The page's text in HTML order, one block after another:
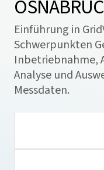
Einführung in
Schwerpunkten
Inbetriebnahme,
Analyse und
Messdaten.